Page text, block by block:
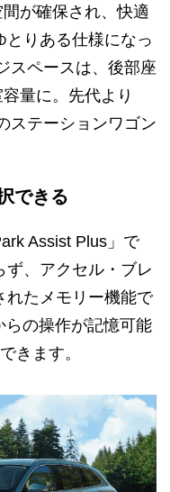
が確保され、快適
りある仕様になっ
スペースは、後部座
量に。先代より
ステーションワゴン
できる
Assist Plus」で
ず、アクセル・ブレ
れたメモリー機能で
らの操作が記憶可能
きます。